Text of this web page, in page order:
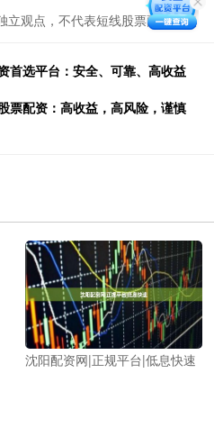
立观点，不代表短线股票配资观点
首选平台：安全、可靠、高收益
票配资：高收益，高风险，谨慎
沈阳配资网|正规平台|低息快速